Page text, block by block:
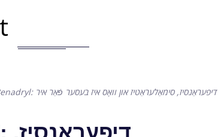
Zyrtec קעגן Benadryl: דיפעראַנסיז, סימאַלעראַטיז און וואָס איז בעסער פֿאַר איר